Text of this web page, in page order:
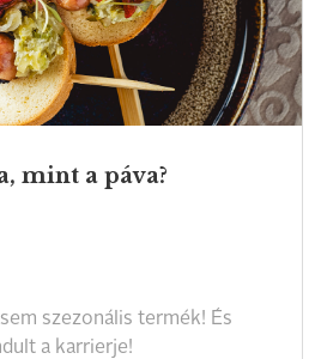
mint a páva?
szezonális termék! És
a karrierje!